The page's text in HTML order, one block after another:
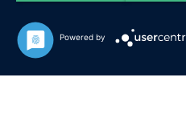
Powered by